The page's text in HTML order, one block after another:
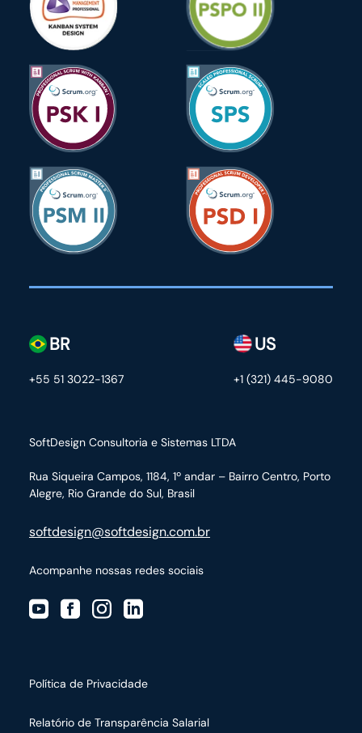
SoftDesign Consultoria e Sistemas LTDA
Rua Siqueira Campos, 1184, 1º andar – Bairro Centro, Porto
Alegre, Rio Grande do Sul, Brasil
softdesign@softdesign.com.br
BR
+55 51 3022-1367
US
+1 (321) 445-9080
Acompanhe nossas redes sociais
Política de Privacidade
Relatório de Transparência Salarial